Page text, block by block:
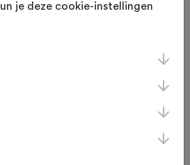
kun je in de
over de langste
van Europa
meter lange Pieter
verbinding tussen
je deze cookie-instellingen